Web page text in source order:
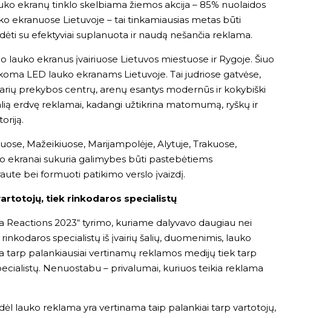
ekranų tinklo skelbiama žiemos akcija – 85% nuolaidos
ekranuose Lietuvoje – tai tinkamiausias metas būti
su efektyviai suplanuota ir naudą nešančia reklama.
lauko ekranus įvairiuose Lietuvos miestuose ir Rygoje. Šiuo
LED lauko ekranams Lietuvoje. Tai judriose gatvėse,
prekybos centrų, arenų esantys modernūs ir kokybiški
erdvę reklamai, kadangi užtikrina matomumą, ryškų ir
Mažeikiuose, Marijampolėje, Alytuje, Trakuose,
ekranai sukuria galimybes būti pastebėtiems
bei formuoti patikimo verslo įvaizdį.
tiek rinkodaros specialistų
Reactions 2023“ tyrimo, kuriame dalyvavo daugiau nei
specialistų iš įvairių šalių, duomenimis, lauko
tarp palankiausiai vertinamų reklamos medijų tiek tarp
Nenuostabu – privalumai, kuriuos teikia reklama
lauko reklama yra vertinama taip palankiai tarp vartotojų,